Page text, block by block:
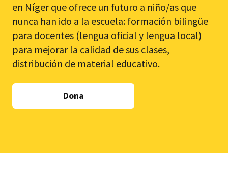
en Níger que ofrece un futuro a niño/as que
nunca han ido a la escuela: formación bilingüe
para docentes (lengua oficial y lengua local)
para mejorar la calidad de sus clases,
distribución de material educativo.
Dona